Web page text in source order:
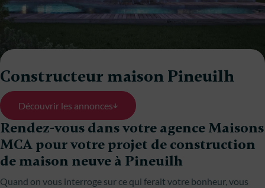
Constructeur maison Pineuilh
Découvrir les annonces
Rendez-vous dans votre agence Maisons
MCA pour votre projet de construction
de maison neuve à Pineuilh
Quand on vous interroge sur ce qui ferait votre bonheur, vous